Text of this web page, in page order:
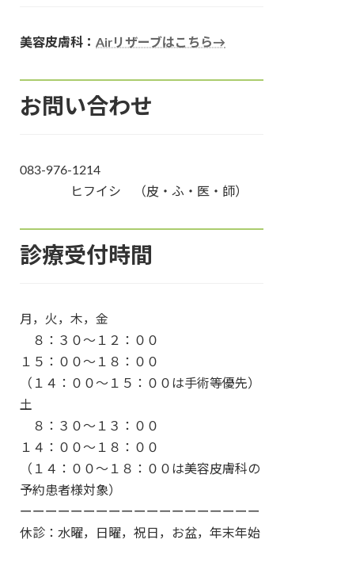
美容皮膚科：Airリザーブはこちら→
お問い合わせ
083-976-1214
ヒフイシ （皮・ふ・医・師）
診療受付時間
月，火，木，金
８：３０〜１２：００
１５：００〜１８：００
（１４：００〜１５：００は手術等優先）
土
８：３０〜１３：００
１４：００〜１８：００
（１４：００〜１８：００は美容皮膚科の
予約患者様対象）
ーーーーーーーーーーーーーーーーーーー
休診：水曜，日曜，祝日，お盆，年末年始